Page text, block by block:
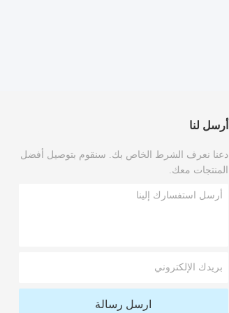
أرسل لنا
دعنا نعرف الشرط الخاص بك. سنقوم بتوصيل أفضل
المنتجات معك.
ارسل رسالة